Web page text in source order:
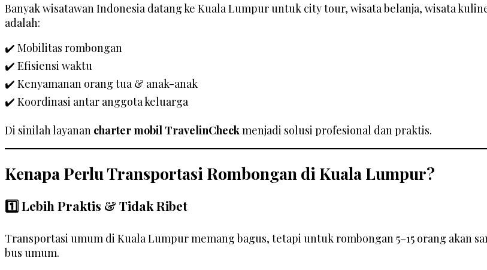
Banyak wisatawan Indonesia datang ke Kuala Lumpur untuk city tour, wisata belanja, wisata
adalah:
✔️ Mobilitas rombongan
✔️ Efisiensi waktu
✔️ Kenyamanan orang tua & anak-anak
✔️ Koordinasi antar anggota keluarga
Di sinilah layanan charter mobil TravelinCheckmenjadi solusi profesional dan praktis.
Kenapa Perlu Transportasi Rombongan di Kuala Lumpur?
1️⃣ Lebih Praktis & Tidak Ribet
Transportasi umum di Kuala Lumpur memang bagus, tetapi untuk rombongan 5–15 orang akan
bus umum.